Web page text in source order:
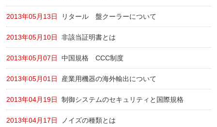
2013年05月13日 リタール 盤クーラーについて
2013年05月10日 非該当証明書とは
2013年05月07日 中国規格 CCC制度
2013年05月01日 産業用機器の海外輸出について
2013年04月19日 制御システムのセキュリティと国際規格
2013年04月17日 ノイズの種類とは